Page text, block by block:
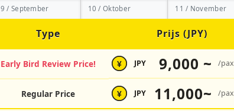
9 / September 10 / Oktober 11 / November
Type Prijs (JPY)
Early Bird Review Price! ¥ JPY 9,000 ~ /pax
Regular Price ¥ JPY 11,000~ /pax